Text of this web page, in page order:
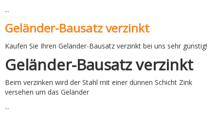
...
Geländer-Bausatz verzinkt
Kaufen Sie Ihren Geländer-Bausatz verzinkt bei uns sehr günstig!
Geländer-Bausatz verzinkt
Beim verzinken wird der Stahl mit einer dünnen Schicht Zink
versehen um das Geländer
...